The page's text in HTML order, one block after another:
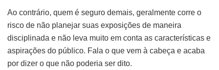
Ao contrário, quem é seguro demais, geralmente corre o
risco de não planejar suas exposições de maneira
disciplinada e não leva muito em conta as características e
aspirações do público. Fala o que vem à cabeça e acaba
por dizer o que não poderia ser dito.